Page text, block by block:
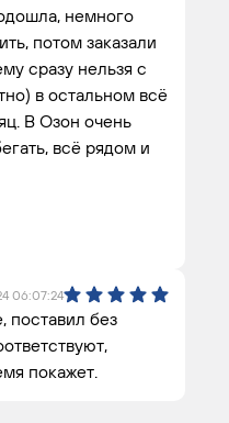
немного
потом заказали
сразу нельзя с
в остальном всё
В Озон очень
всё рядом и
06:07:24
поставил без
покажет.